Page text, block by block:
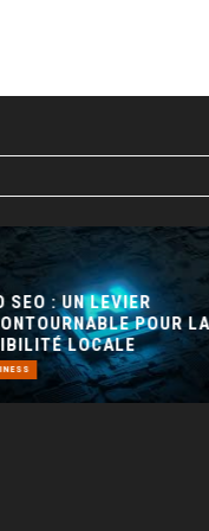
SEO : UN LEVIER
POUR LA
LOCALE